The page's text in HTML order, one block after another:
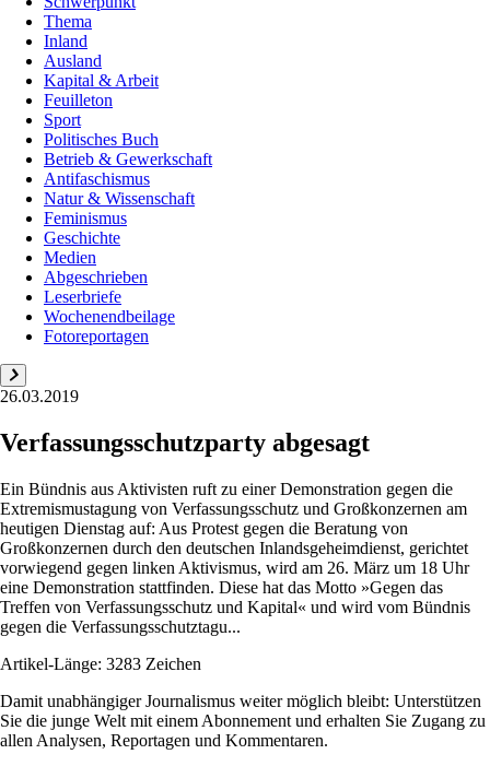
Thema
Inland
Ausland
Kapital & Arbeit
Feuilleton
Sport
Politisches Buch
Betrieb & Gewerkschaft
Antifaschismus
Natur & Wissenschaft
Feminismus
Geschichte
Medien
Abgeschrieben
Leserbriefe
Wochenendbeilage
Fotoreportagen
26.03.2019
Verfassungsschutzparty abgesagt
Ein Bündnis aus Aktivisten ruft zu einer Demonstration gegen die
Extremismustagung von Verfassungsschutz und Großkonzernen am
heutigen Dienstag auf: Aus Protest gegen die Beratung von
Großkonzernen durch den deutschen Inlandsgeheimdienst, gerichtet
vorwiegend gegen linken Aktivismus, wird am 26. März um 18 Uhr
eine Demonstration stattfinden. Diese hat das Motto »Gegen das
Treffen von Verfassungsschutz und Kapital« und wird vom Bündnis
gegen die Verfassungsschutztagu...
Artikel-Länge: 3283 Zeichen
Damit unabhängiger Journalismus weiter möglich bleibt: Unterstützen
Sie die junge Welt mit einem Abonnement und erhalten Sie Zugang zu
allen Analysen, Reportagen und Kommentaren.